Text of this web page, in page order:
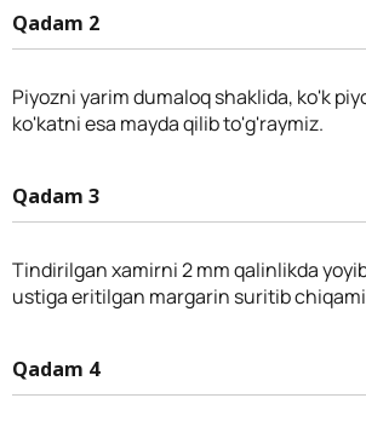
Qadam 2
Piyozni yarim dumaloq shaklida, ko'k
ko'katni esa mayda qilib to'g'raymiz.
Qadam 3
Tindirilgan xamirni 2 mm qalinlikda
ustiga eritilgan margarin suritib
Qadam 4